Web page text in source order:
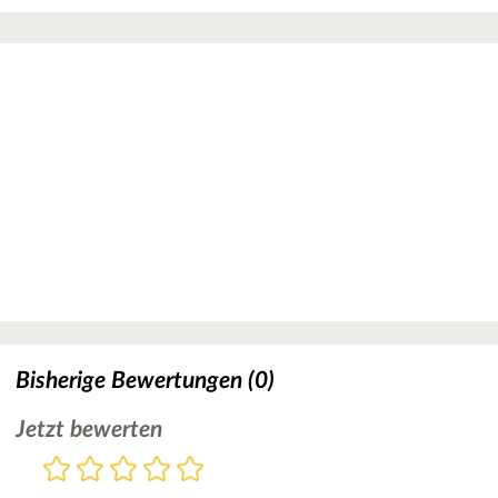
Bisherige Bewertungen (0)
Jetzt bewerten
Bewertung
5
4
3
2
1